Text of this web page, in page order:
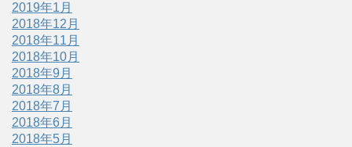
2019年1月
2018年12月
2018年11月
2018年10月
2018年9月
2018年8月
2018年7月
2018年6月
2018年5月